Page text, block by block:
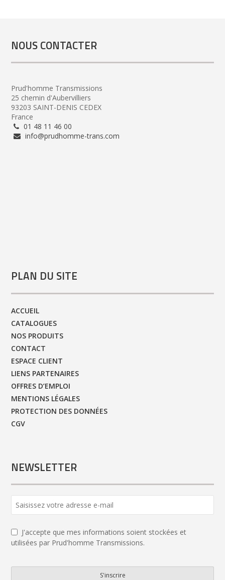
NOUS CONTACTER
Prud'homme Transmissions
25 chemin d'Aubervilliers
93203 SAINT-DENIS CEDEX
France
01 48 11 46 00
info@prudhomme-trans.com
PLAN DU SITE
ACCUEIL
CATALOGUES
NOS PRODUITS
CONTACT
ESPACE CLIENT
LIENS PARTENAIRES
OFFRES D’EMPLOI
MENTIONS LÉGALES
PROTECTION DES DONNÉES
CGV
NEWSLETTER
J'accepte que mes informations soient stockées et
utilisées par Prud'homme Transmissions.
S'inscrire